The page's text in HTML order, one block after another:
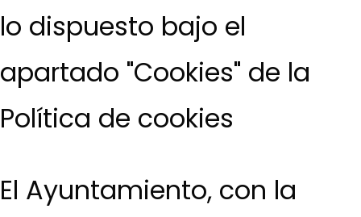
lo dispuesto bajo el
apartado "Cookies" de la
Política de cookies
El Ayuntamiento, con la